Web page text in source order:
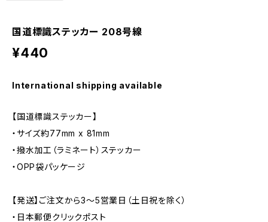
国道標識ステッカー 208号線
¥440
International shipping available
【国道標識ステッカー】
・サイズ約77mm x 81mm
・撥水加工（ラミネート）ステッカー
・OPP袋パッケージ
【発送】ご注文から3〜5営業日（土日祝を除く）
・日本郵便クリックポスト